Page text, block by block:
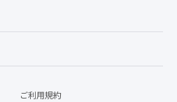
ご利用規約